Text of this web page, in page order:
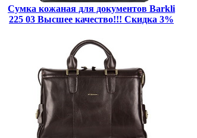
Сумка кожаная для документов Barkli
225 03 Высшее качество!!! Скидка 3%